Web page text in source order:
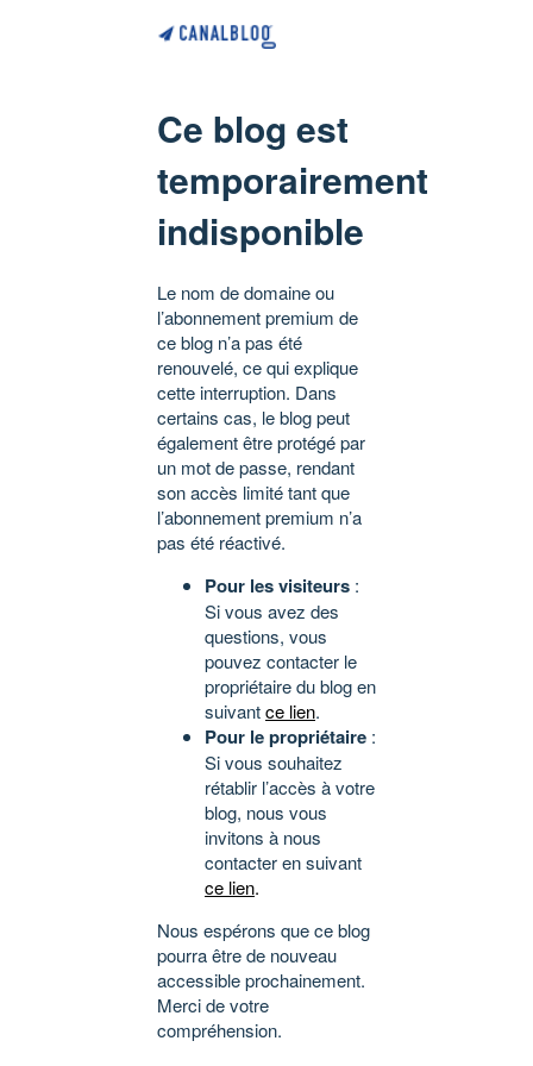
Ce blog est
temporairement
indisponible
Le nom de domaine ou
l’abonnement premium de
ce blog n’a pas été
renouvelé, ce qui explique
cette interruption. Dans
certains cas, le blog peut
également être protégé par
un mot de passe, rendant
son accès limité tant que
l’abonnement premium n’a
pas été réactivé.
Pour les visiteurs :
Si vous avez des
questions, vous
pouvez contacter le
propriétaire du blog en
suivantce lien.
Pour le propriétaire :
Si vous souhaitez
rétablir l’accès à votre
blog, nous vous
invitons à nous
contacter en suivant
ce lien.
Nous espérons que ce blog
pourra être de nouveau
accessible prochainement.
Merci de votre
compréhension.